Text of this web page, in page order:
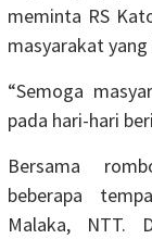
meminta RS
masyarakat
“Semoga
pada hari-hari
Bersama
beberapa
Malaka, NTT.